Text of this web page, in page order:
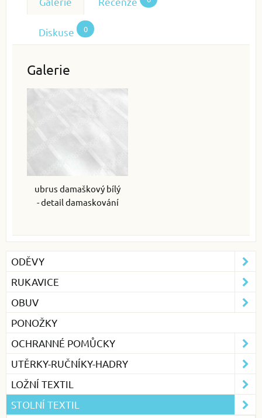
Diskuse 0
Galerie
ubrus damaškový bílý
- detail damaskování
ODĚVY
RUKAVICE
OBUV
PONOŽKY
OCHRANNÉ POMŮCKY
UTĚRKY-RUČNÍKY-HADRY
LOŽNÍ TEXTIL
STOLNÍ TEXTIL